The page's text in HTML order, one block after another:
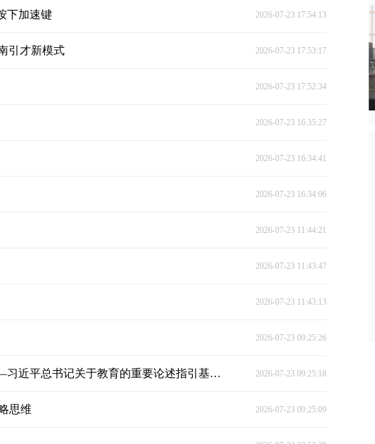
下加速键 2026-07-23 17:54:13
引才新模式 2026-07-23 17:53:17
2026-07-23 17:52:34
2026-07-23 16:35:27
2026-07-23 16:34:41
2026-07-23 16:34:06
2026-07-23 11:44:21
2026-07-23 11:43:47
2026-07-23 11:43:13
2026-07-23 09:25:26
“努力让每个孩子都能享有公平而有质量的教育”——习近平总书记关于教育的重要论述指引基础教育高质量发展 2026-07-23 09:25:18
思维 2026-07-23 09:25:09